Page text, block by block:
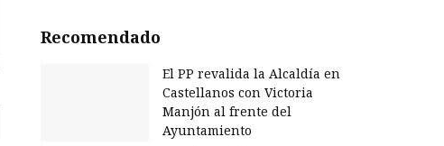
Recomendado
El PP revalida la Alcaldía en
Castellanos con Victoria
Manjón al frente del
Ayuntamiento